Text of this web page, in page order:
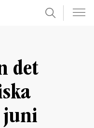
Sök
det
juni